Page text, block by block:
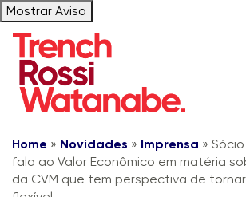
Mostrar Aviso
Home » Novidades » Imprensa »
fala ao Valor Econômico em matéria
da CVM que tem perspectiva de tornar